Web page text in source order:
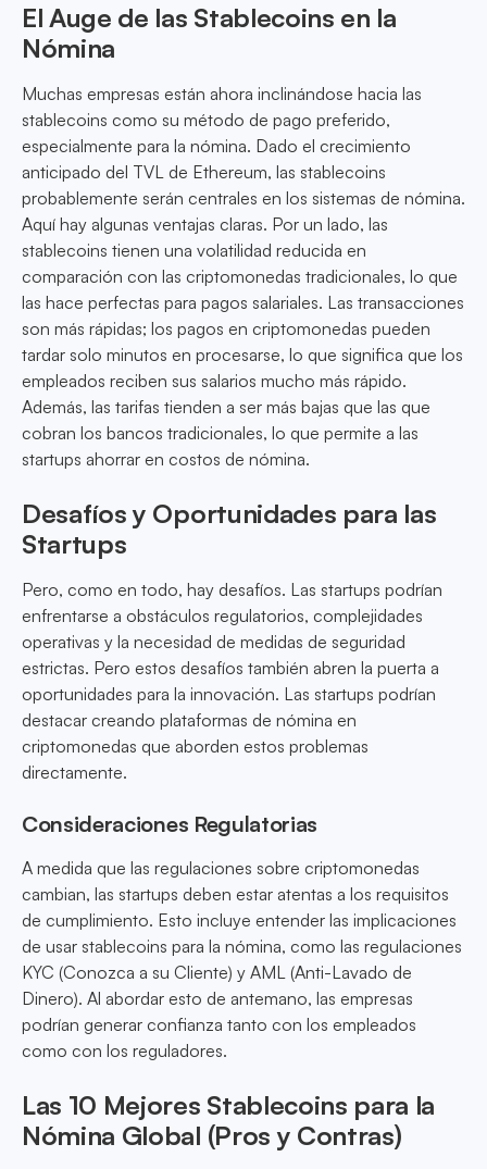
El Auge de las Stablecoins en la
Nómina
Muchas empresas están ahora inclinándose hacia las
stablecoins como su método de pago preferido,
especialmente para la nómina. Dado el crecimiento
anticipado del TVL de Ethereum, las stablecoins
probablemente serán centrales en los sistemas de nómina.
Aquí hay algunas ventajas claras. Por un lado, las
stablecoins tienen una volatilidad reducida en
comparación con las criptomonedas tradicionales, lo que
las hace perfectas para pagos salariales. Las transacciones
son más rápidas; los pagos en criptomonedas pueden
tardar solo minutos en procesarse, lo que significa que los
empleados reciben sus salarios mucho más rápido.
Además, las tarifas tienden a ser más bajas que las que
cobran los bancos tradicionales, lo que permite a las
startups ahorrar en costos de nómina.
Desafíos y Oportunidades para las
Startups
Pero, como en todo, hay desafíos. Las startups podrían
enfrentarse a obstáculos regulatorios, complejidades
operativas y la necesidad de medidas de seguridad
estrictas. Pero estos desafíos también abren la puerta a
oportunidades para la innovación. Las startups podrían
destacar creando plataformas de nómina en
criptomonedas que aborden estos problemas
directamente.
Consideraciones Regulatorias
A medida que las regulaciones sobre criptomonedas
cambian, las startups deben estar atentas a los requisitos
de cumplimiento. Esto incluye entender las implicaciones
de usar stablecoins para la nómina, como las regulaciones
KYC (Conozca a su Cliente) y AML (Anti-Lavado de
Dinero). Al abordar esto de antemano, las empresas
podrían generar confianza tanto con los empleados
como con los reguladores.
Las 10 Mejores Stablecoins para la
Nómina Global (Pros y Contras)